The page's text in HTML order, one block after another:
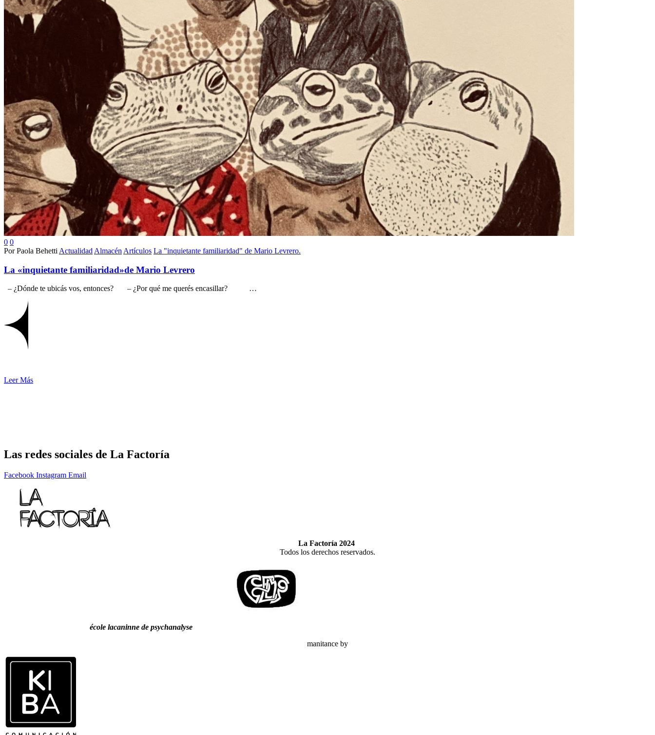
0 0
Por Paola Behetti Actualidad Almacén Artículos La "inquietante familiaridad" de Mario Levrero.
La «inquietante familiaridad»de Mario Levrero
– ¿Dónde te ubicás vos, entonces? – ¿Por qué me querés encasillar? …
Leer Más
Las redes sociales de La Factoría
Facebook Instagram Email
La Factoría 2024
Todos los derechos reservados.
école lacaninne de psychanalyse
manitance by